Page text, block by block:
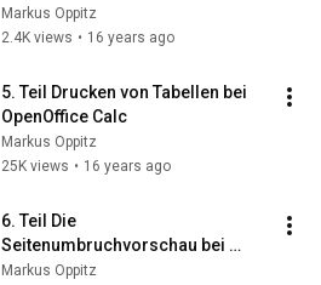
Notizen bei OpenOffice Calc
Markus Oppitz
2.4K views • 16 years ago
5. Teil Drucken von Tabellen bei
OpenOffice Calc
Markus Oppitz
25K views • 16 years ago
6. Teil Die
Seitenumbruchvorschau bei
OpenOffice Calc
Markus Oppitz